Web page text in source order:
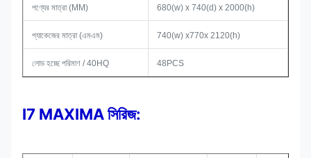
পণ্যের মাত্রা (MM) 680(w) x 740(d) x 2000(h)
প্যাকেজের মাত্রা (এমএম) 740(w) x770x 2120(h)
লোড হচ্ছে পরিমাণ / 40HQ 48PCS
I7 MAXIMA সিরিজ: